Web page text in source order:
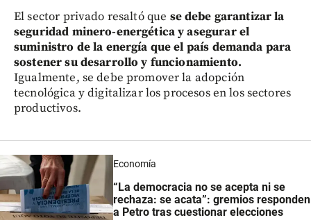
El sector privado resaltó que se debe garantizar la
seguridad minero-energética y asegurar el
suministro de la energía que el país demanda para
sostener su desarrollo y funcionamiento.
Igualmente, se debe promover la adopción
tecnológica y digitalizar los procesos en los sectores
productivos.
Economía
“La democracia no se acepta ni se
rechaza: se acata”: gremios responden
a Petro tras cuestionar elecciones